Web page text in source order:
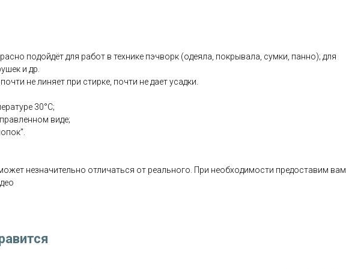
подойдёт для работ в технике пэчворк (одеяла, покрывала, сумки, панно); для
и др.
не линяет при стирке, почти не дает усадки.
30°С;
виде;
незначительно отличаться от реального. При необходимости предоставим вам